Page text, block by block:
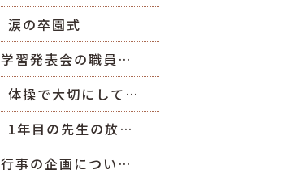
涙の卒園式
学習発表会の職員…
体操で大切にして…
1年目の先生の放…
行事の企画につい…